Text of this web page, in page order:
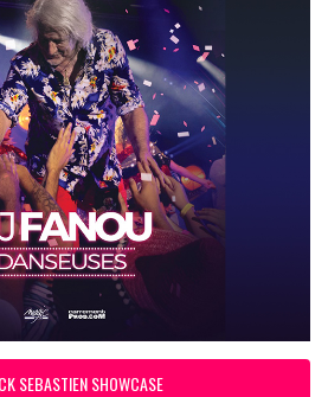
SEBASTIEN SHOWCASE